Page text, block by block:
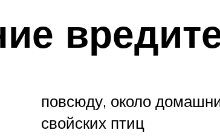
повсюду, около
свойских птиц